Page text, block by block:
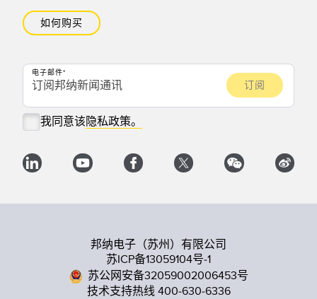
如何购买
电子邮件
我同意该隐私政策。
邦纳电子（苏州）有限公司
苏ICP备13059104号-1
苏公网安备32059002006453号
技术支持热线 400-630-6336